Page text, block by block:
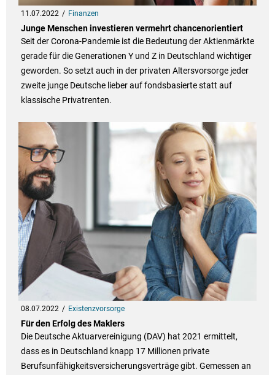
11.07.2022 Finanzen
Junge Menschen investieren vermehrt chancenorientiert
Seit der Corona-Pandemie ist die Bedeutung der Aktienmärkte
gerade für die Generationen Y und Z in Deutschland wichtiger
geworden. So setzt auch in der privaten Altersvorsorge jeder
zweite junge Deutsche lieber auf fondsbasierte statt auf
klassische Privatrenten.
08.07.2022 Existenzvorsorge
Für den Erfolg des Maklers
Die Deutsche Aktuarvereinigung (DAV) hat 2021 ermittelt,
dass es in Deutschland knapp 17 Millionen private
Berufsunfähigkeitsversicherungsverträge gibt. Gemessen an